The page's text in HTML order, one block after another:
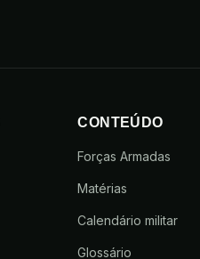
CONTEÚDO
Forças Armadas
Matérias
Calendário militar
Glossário